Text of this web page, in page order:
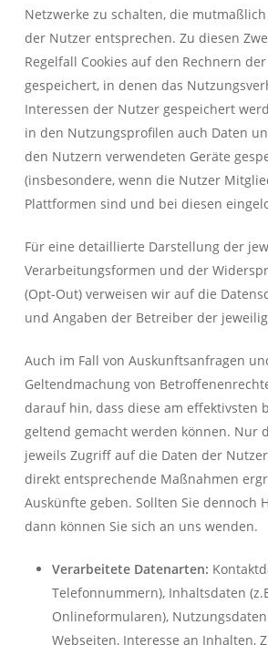
Netzwerke zu schalten, die
der Nutzer entsprechen. Zu diesen
Regelfall Cookies auf den Rechnern
gespeichert, in denen das
Interessen der Nutzer gespeichert
in den Nutzungsprofilen auch Daten
den Nutzern verwendeten Geräte
(insbesondere, wenn die Nutzer
Plattformen sind und bei diesen
Für eine detaillierte Darstellung der
Verarbeitungsformen und der
(Opt-Out) verweisen wir auf die
und Angaben der Betreiber der
Auch im Fall von Auskunftsanfragen
Geltendmachung von
darauf hin, dass diese am effektivsten
geltend gemacht werden können. Nur
jeweils Zugriff auf die Daten der
direkt entsprechende Maßnahmen
Auskünfte geben. Sollten Sie dennoch
dann können Sie sich an uns wenden.
Verarbeitete Datenarten:
Telefonnummern), Inhaltsdaten
Onlineformularen),
Webseiten, Interesse an Inhalten,